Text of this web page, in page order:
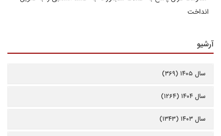
انداخت
آرشیو
سال ۱۴۰۵ (۳۶۹)
سال ۱۴۰۴ (۱۲۶۴)
سال ۱۴۰۳ (۱۳۴۳)